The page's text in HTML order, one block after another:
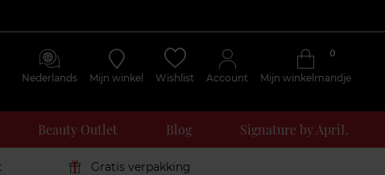
Nederlands Mijn winkel Wishlist Account Mijn winkelmandje
0
Beauty Outlet Blog Signature by ApriL
Gratis verpakking